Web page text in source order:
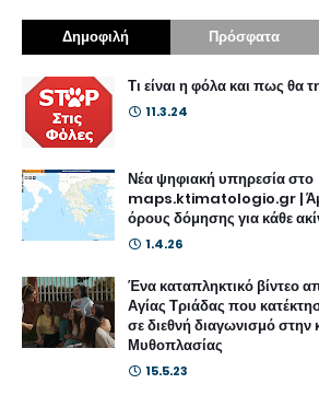
Δημοφιλή Πρόσφατα
Τι είναι η φόλα και πως θα
11.3.24
Νέα ψηφιακή υπηρεσία στο
maps.ktimatologio.gr |
όρους δόμησης για κάθε
1.4.26
Ένα καταπληκτικό βίντεο
Αγίας Τριάδας που
σε διεθνή διαγωνισμό στην
Μυθοπλασίας
15.5.23